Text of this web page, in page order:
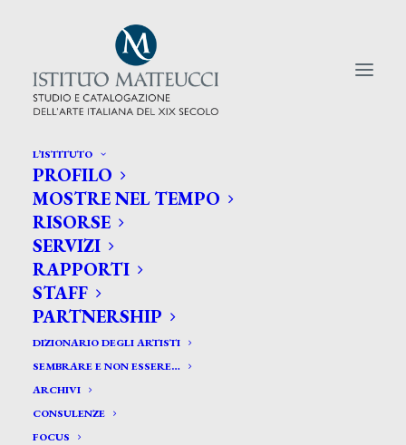
L’ISTITUTO
PROFILO
MOSTRE NEL TEMPO
RISORSE
SERVIZI
RAPPORTI
STAFF
PARTNERSHIP
DIZIONARIO DEGLI ARTISTI
SEMBRARE E NON ESSERE…
ARCHIVI
CONSULENZE
FOCUS
CERCA TRA GLI ARTISTI:
Search
for:
Zuccoletti Gaspare